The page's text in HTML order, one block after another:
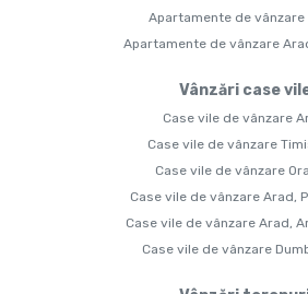
Apartamente de vânzare
Apartamente de vânzare
Vânzări case
Case vile de vânzare
Case vile de vânzare
Case vile de vânzare
Case vile de vânzare Arad,
Case vile de vânzare Arad,
Case vile de vânzare